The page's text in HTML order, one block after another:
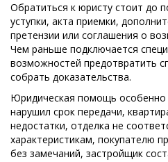
Обратиться к юристу стоит до
уступки, акта приемки,
претензии или соглашения о
Чем раньше подключается
возможностей предотвратить
собрать доказательства.
Юридическая помощь особенно
нарушил срок передачи,
недостатки, отделка не
характеристикам, покупателю
без замечаний, застройщик